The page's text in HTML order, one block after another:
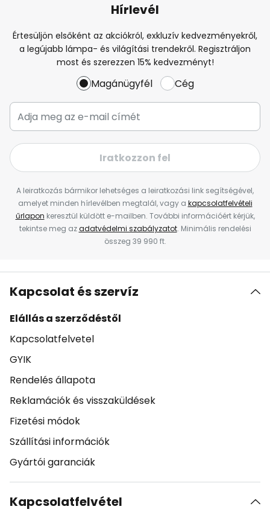
Hírlevél
Értesüljön elsőként az akciókról, exkluzív kedvezményekről,
a legújabb lámpa- és világítási trendekről. Regisztráljon
most és szerezzen 15% kedvezményt!
Magánügyfél Cég
Iratkozzon fel
A leiratkozás bármikor lehetséges a leiratkozási link segítségével,
amelyet minden hírlevélben megtalál, vagy a kapcsolatfelvételi
űrlapon keresztül küldött e-mailben. További információért kérjük,
tekintse meg azadatvédelmi szabályzatot. Minimális rendelési
összeg 39 990 ft.
Kapcsolat és szervíz
Elállás a szerződéstől
Kapcsolatfelvetel
GYIK
Rendelés állapota
Reklamációk és visszaküldések
Fizetési módok
Szállítási információk
Gyártói garanciák
Kapcsolatfelvétel